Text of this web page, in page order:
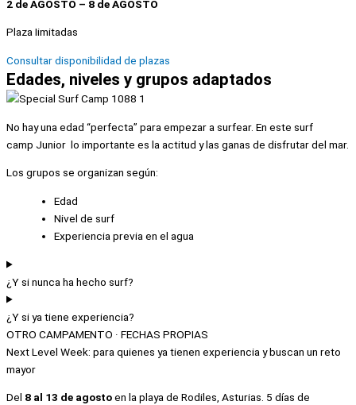
2 de AGOSTO – 8 de AGOSTO
Plaza Iimitadas
Consultar disponibilidad de plazas
Edades, niveles y grupos adaptados
No hay una edad “perfecta” para empezar a surfear. En este surf
camp Junior lo importante es la actitud y las ganas de disfrutar del mar.
Los grupos se organizan según:
Edad
Nivel de surf
Experiencia previa en el agua
¿Y si nunca ha hecho surf?
¿Y si ya tiene experiencia?
OTRO CAMPAMENTO · FECHAS PROPIAS
Next Level Week: para quienes ya tienen experiencia y buscan un reto
mayor
Del 8 al 13 de agostoen la playa de Rodiles, Asturias. 5 días de